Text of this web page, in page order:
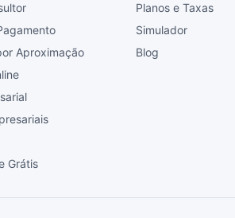
Aproximação
Grátis
Planos e Taxas
Simulador
Blog